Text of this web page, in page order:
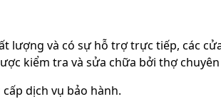
lượng và có sự hỗ trợ trực tiếp, các
kiểm tra và sửa chữa bởi thợ
dịch vụ bảo hành.